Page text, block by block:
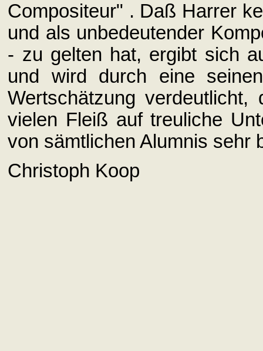
Compositeur" . Daß Harrer
und als unbedeutender
- zu gelten hat, ergibt sich
und wird durch eine
Wertschätzung
vielen Fleiß auf treuliche
von sämtlichen Alumnis sehr
Christoph Koop